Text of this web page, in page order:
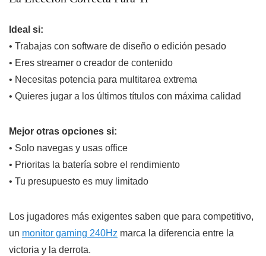
Ideal si:
• Trabajas con software de diseño o edición pesado
• Eres streamer o creador de contenido
• Necesitas potencia para multitarea extrema
• Quieres jugar a los últimos títulos con máxima calidad
Mejor otras opciones si:
• Solo navegas y usas office
• Prioritas la batería sobre el rendimiento
• Tu presupuesto es muy limitado
Los jugadores más exigentes saben que para competitivo,
un monitor gaming 240Hz marca la diferencia entre la
victoria y la derrota.